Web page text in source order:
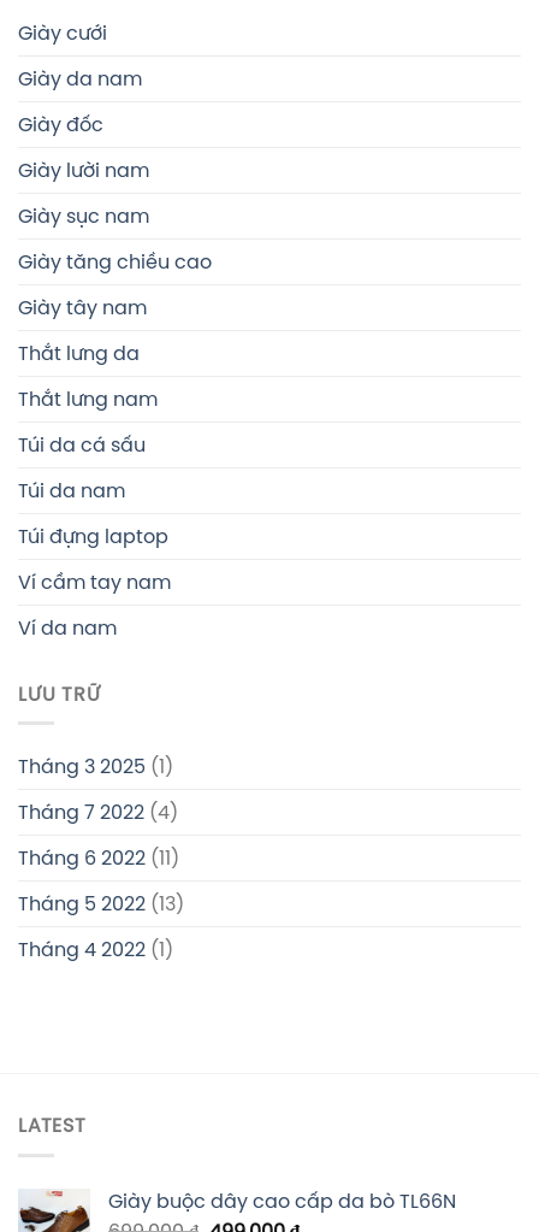
Giày cưới
Giày da nam
Giày đốc
Giày lười nam
Giày sục nam
Giày tăng chiều cao
Giày tây nam
Thắt lưng da
Thắt lưng nam
Túi da cá sấu
Túi da nam
Túi đựng laptop
Ví cầm tay nam
Ví da nam
LƯU TRỮ
Tháng 3 2025 (1)
Tháng 7 2022 (4)
Tháng 6 2022 (11)
Tháng 5 2022 (13)
Tháng 4 2022 (1)
LATEST
Giày buộc dây cao cấp da bò TL66N